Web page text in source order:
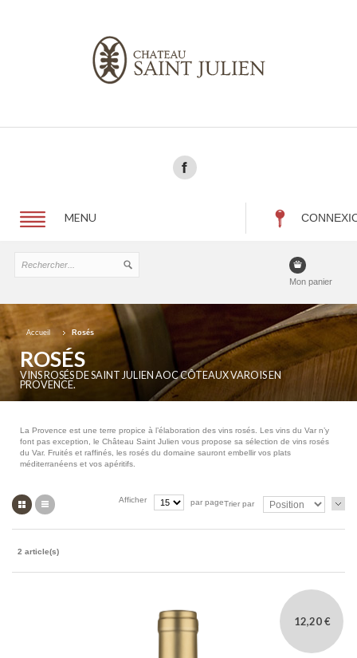
MENU
Mon panier
Accueil Rosés
ROSÉS
VINS ROSÉS DE SAINT JULIEN AOC CÔTEAUX VAROIS EN
PROVENCE.
La Provence est une terre propice à l’élaboration des vins rosés. Les vins du Var n’y
font pas exception, le Château Saint Julien vous propose sa sélection de vins rosés
du Var. Fruités et raffinés, les rosés du domaine sauront embellir vos plats
méditerranéens et vos apéritifs.
Grille Trier par
Afficher par page
2 article(s)
12,20 €